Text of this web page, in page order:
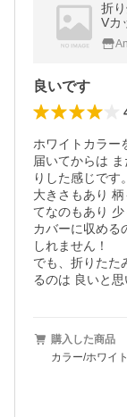
折
Vカ
コ
良いです
ホワイトカラー
届いてからは
りした感じです
大きさもあり
てなのもあり
カバーに収める
しれません！
でも、折りたた
るのは 良いと思
購入した商品
カラー/ホワイト